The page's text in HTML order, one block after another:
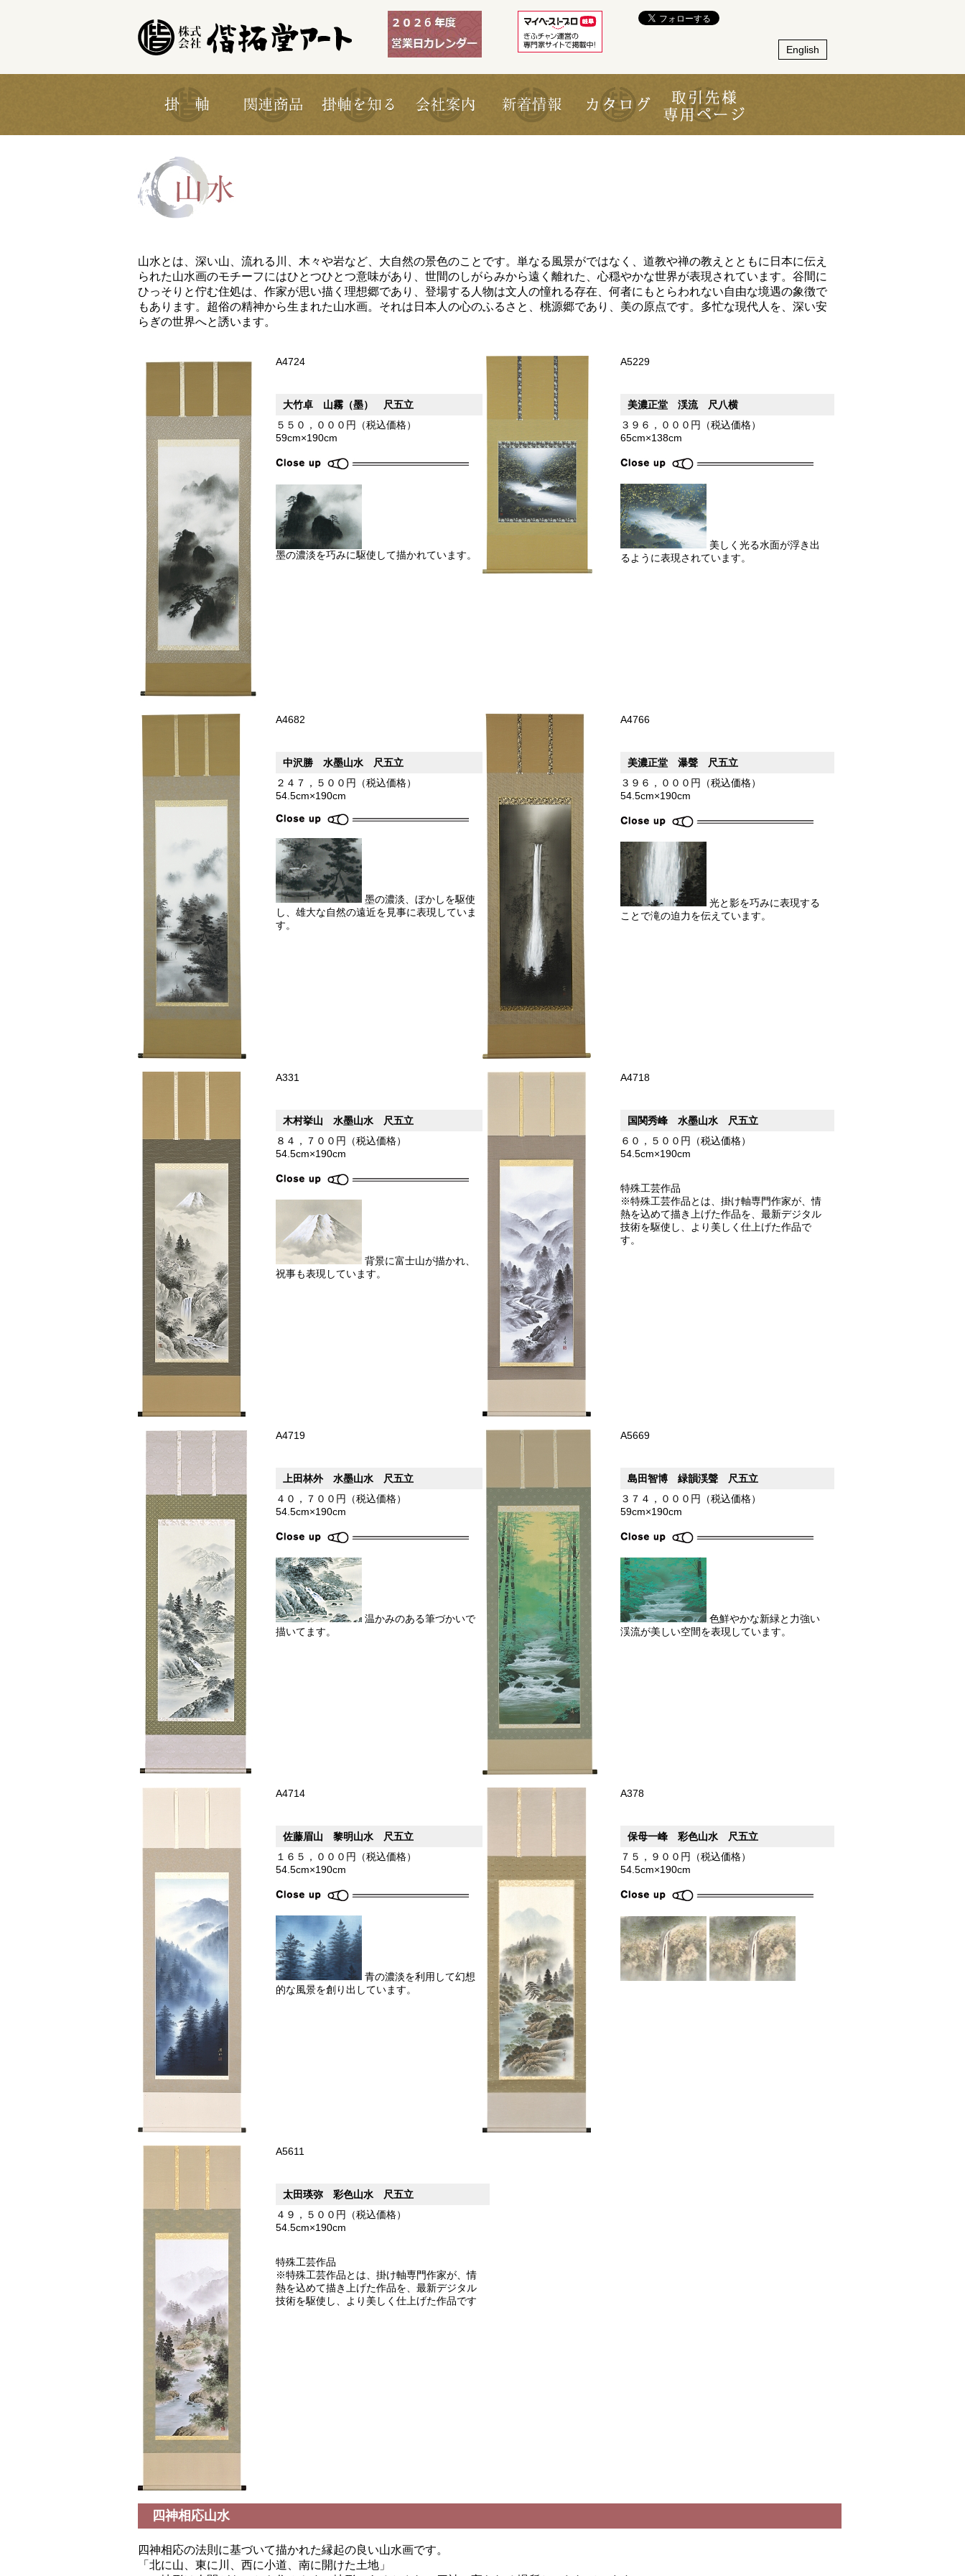
English
山水とは、深い山、流れる川、木々や岩など、大自然の景色のことです。単なる風景がではなく、道教や禅の教えとともに日本に伝え
られた山水画のモチーフにはひとつひとつ意味があり、世間のしがらみから遠く離れた、心穏やかな世界が表現されています。谷間に
ひっそりと佇む住処は、作家が思い描く理想郷であり、登場する人物は文人の憧れる存在、何者にもとらわれない自由な境遇の象徴で
もあります。超俗の精神から生まれた山水画。それは日本人の心のふるさと、桃源郷であり、美の原点です。多忙な現代人を、深い安
らぎの世界へと誘います。
A4724
大竹卓 山霧（墨） 尺五立
５５０，０００円（税込価格）
59cm×190cm
墨の濃淡を巧みに駆使して描かれています。
A5229
美濃正堂 渓流 尺八横
３９６，０００円（税込価格）
65cm×138cm
美しく光る水面が浮き出
るように表現されています。
A4682
中沢勝 水墨山水 尺五立
２４７，５００円（税込価格）
54.5cm×190cm
墨の濃淡、ぼかしを駆使
し、雄大な自然の遠近を見事に表現していま
す。
A4766
美濃正堂 瀑聲 尺五立
３９６，０００円（税込価格）
54.5cm×190cm
光と影を巧みに表現する
ことで滝の迫力を伝えています。
A331
木村挙山 水墨山水 尺五立
８４，７００円（税込価格）
54.5cm×190cm
背景に富士山が描かれ、
祝事も表現しています。
A4718
国関秀峰 水墨山水 尺五立
６０，５００円（税込価格）
54.5cm×190cm
特殊工芸作品
※特殊工芸作品とは、掛け軸専門作家が、情
熱を込めて描き上げた作品を、最新デジタル
技術を駆使し、より美しく仕上げた作品で
す。
A4719
上田林外 水墨山水 尺五立
４０，７００円（税込価格）
54.5cm×190cm
温かみのある筆づかいで
描いてます。
A5669
島田智博 緑韻渓聲 尺五立
３７４，０００円（税込価格）
59cm×190cm
色鮮やかな新緑と力強い
渓流が美しい空間を表現しています。
A4714
佐藤眉山 黎明山水 尺五立
１６５，０００円（税込価格）
54.5cm×190cm
青の濃淡を利用して幻想
的な風景を創り出しています。
A378
保母一峰 彩色山水 尺五立
７５，９００円（税込価格）
54.5cm×190cm
A5611
太田瑛弥 彩色山水 尺五立
４９，５００円（税込価格）
54.5cm×190cm
特殊工芸作品
※特殊工芸作品とは、掛け軸専門作家が、情
熱を込めて描き上げた作品を、最新デジタル
技術を駆使し、より美しく仕上げた作品です
四神相応山水
四神相応の法則に基づいて描かれた縁起の良い山水画です。
「北に山、東に川、西に小道、南に開けた土地」